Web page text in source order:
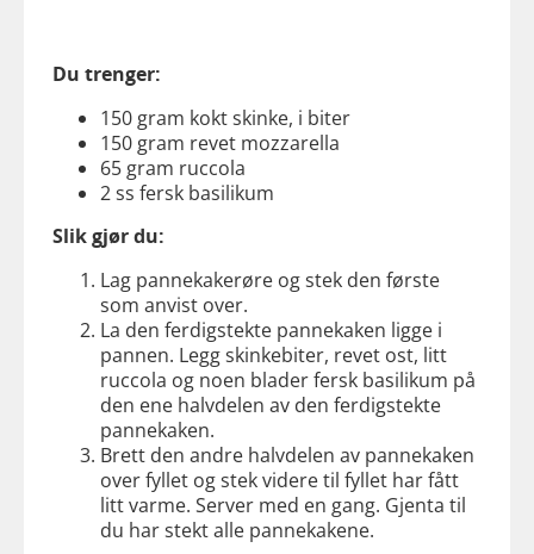
Du trenger:
150 gram kokt skinke, i biter
150 gram revet mozzarella
65 gram ruccola
2 ss fersk basilikum
Slik gjør du:
Lag pannekakerøre og stek den første
som anvist over.
La den ferdigstekte pannekaken ligge i
pannen. Legg skinkebiter, revet ost, litt
ruccola og noen blader fersk basilikum på
den ene halvdelen av den ferdigstekte
pannekaken.
Brett den andre halvdelen av pannekaken
over fyllet og stek videre til fyllet har fått
litt varme. Server med en gang. Gjenta til
du har stekt alle pannekakene.